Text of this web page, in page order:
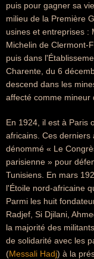
puis pour gagner sa
milieu de la Première
usines et entreprises :
Michelin de Clermont-
puis dans
Charente, du 6
descend dans les
affecté comme mineur
En 1924, il est à Paris
africains. Ces derniers
dénommé « Le
parisienne » pour
Tunisiens. En mars
l'Étoile nord-africaine
Parmi les huit
Radjef, Si Djilani,
la majorité des
de solidarité avec les
(Messali Hadj) à la